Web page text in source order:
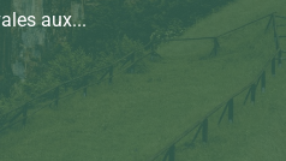
aux...